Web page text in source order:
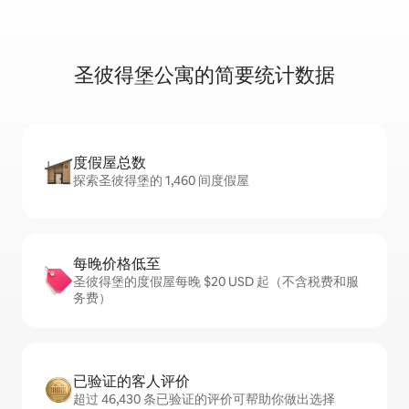
圣彼得堡公寓的简要统计数据
度假屋总数
探索圣彼得堡的 1,460 间度假屋
每晚价格低至
圣彼得堡的度假屋每晚 $20 USD 起（不含税费和服
务费）
已验证的客人评价
超过 46,430 条已验证的评价可帮助你做出选择